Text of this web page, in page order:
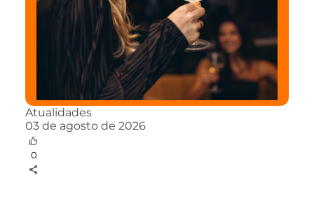
Atualidades
03 de agosto de 2026
0